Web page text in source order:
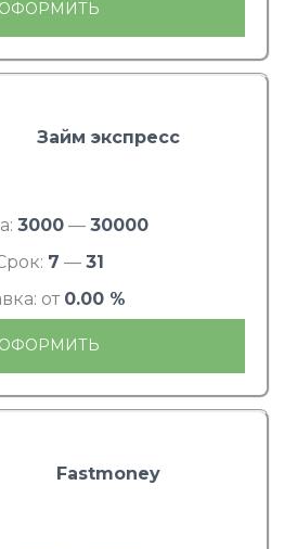
ОФОРМИТЬ
Займ экспресс
3000— 30000
7 — 31
от 0.00 %
ОФОРМИТЬ
Fastmoney